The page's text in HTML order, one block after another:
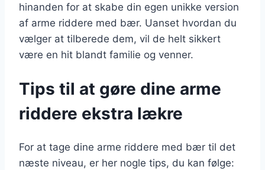
hinanden for at skabe din egen unikke version
af arme riddere med bær. Uanset hvordan du
vælger at tilberede dem, vil de helt sikkert
være en hit blandt familie og venner.
Tips til at gøre dine arme
riddere ekstra lækre
For at tage dine arme riddere med bær til det
næste niveau, er her nogle tips, du kan følge: